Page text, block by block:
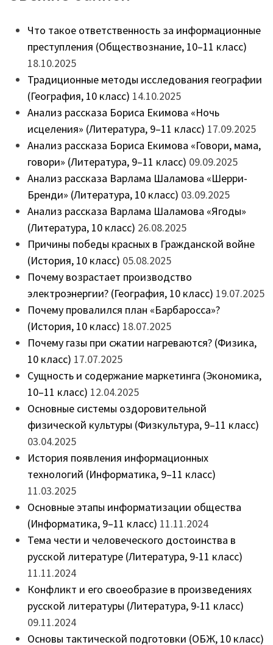
Что такое ответственность за информационные
преступления (Обществознание, 10–11 класс)
18.10.2025
Традиционные методы исследования географии
(География, 10 класс) 14.10.2025
Анализ рассказа Бориса Екимова «Ночь
исцеления» (Литература, 9–11 класс) 17.09.2025
Анализ рассказа Бориса Екимова «Говори, мама,
говори» (Литература, 9–11 класс) 09.09.2025
Анализ рассказа Варлама Шаламова «Шерри-
Бренди» (Литература, 10 класс) 03.09.2025
Анализ рассказа Варлама Шаламова «Ягоды»
(Литература, 10 класс) 26.08.2025
Причины победы красных в Гражданской войне
(История, 10 класс) 05.08.2025
Почему возрастает производство
электроэнергии? (География, 10 класс) 19.07.2025
Почему провалился план «Барбаросса»?
(История, 10 класс) 18.07.2025
Почему газы при сжатии нагреваются? (Физика,
10 класс) 17.07.2025
Сущность и содержание маркетинга (Экономика,
10–11 класс) 12.04.2025
Основные системы оздоровительной
физической культуры (Физкультура, 9–11 класс)
03.04.2025
История появления информационных
технологий (Информатика, 9–11 класс)
11.03.2025
Основные этапы информатизации общества
(Информатика, 9–11 класс) 11.11.2024
Тема чести и человеческого достоинства в
русской литературе (Литература, 9-11 класс)
11.11.2024
Конфликт и его своеобразие в произведениях
русской литературы (Литература, 9-11 класс)
09.11.2024
Основы тактической подготовки (ОБЖ, 10 класс)